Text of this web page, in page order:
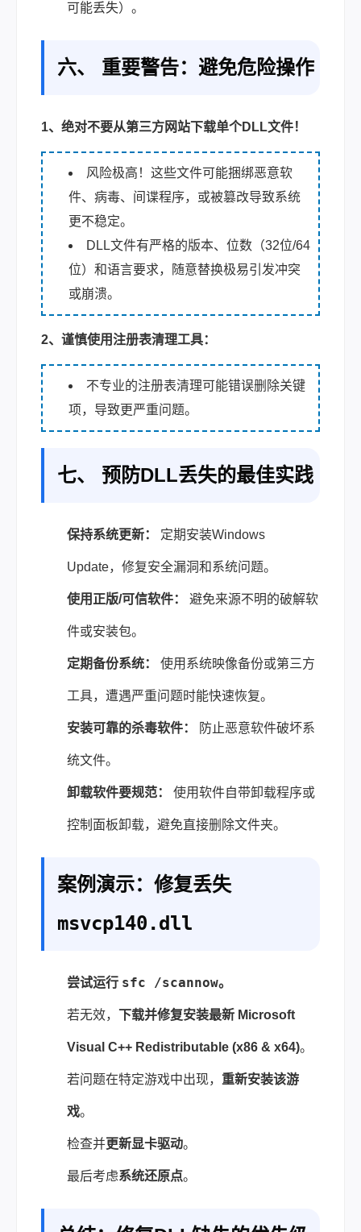
可能丢失）。
六、 重要警告：避免危险操作
1、绝对不要从第三方网站下载单个DLL文件！
风险极高！这些文件可能捆绑恶意软
件、病毒、间谍程序，或被篡改导致系统
更不稳定。
DLL文件有严格的版本、位数（32位/64
位）和语言要求，随意替换极易引发冲突
或崩溃。
2、谨慎使用注册表清理工具：
不专业的注册表清理可能错误删除关键
项，导致更严重问题。
七、 预防DLL丢失的最佳实践
保持系统更新： 定期安装Windows
Update，修复安全漏洞和系统问题。
使用正版/可信软件： 避免来源不明的破解软
件或安装包。
定期备份系统： 使用系统映像备份或第三方
工具，遭遇严重问题时能快速恢复。
安装可靠的杀毒软件： 防止恶意软件破坏系
统文件。
卸载软件要规范： 使用软件自带卸载程序或
控制面板卸载，避免直接删除文件夹。
案例演示：修复丢失
msvcp140.dll
尝试运行 sfc /scannow。
若无效， 下载并修复安装最新 Microsoft
Visual C++ Redistributable (x86 & x64)。
若问题在特定游戏中出现， 重新安装该游
戏。
检查并更新显卡驱动。
最后考虑系统还原点。